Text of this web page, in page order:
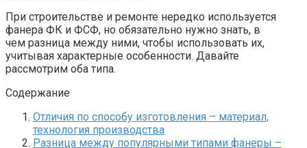
При строительстве и ремонте нередко используется
фанера ФК и ФСФ, но обязательно нужно знать, в
чем разница между ними, чтобы использовать их,
учитывая характерные особенности. Давайте
рассмотрим оба типа.
Содержание
Отличия по способу изготовления – материал,
технология производства
Разница между популярными типами фанеры –